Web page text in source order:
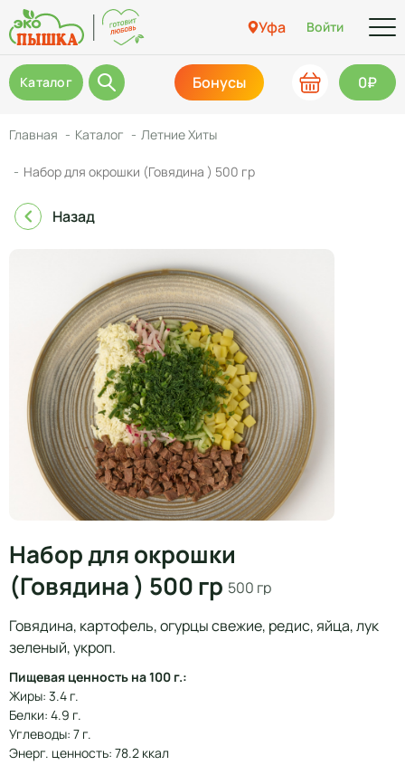
Уфа Войти
Каталог Бонусы 0₽
Главная Каталог Летние Хиты
Набор для окрошки (Говядина ) 500 гр
Назад
Набор для окрошки
(Говядина ) 500 гр 500 гр
Говядина, картофель, огурцы свежие, редис, яйца, лук
зеленый, укроп.
Пищевая ценность на 100 г.:
Жиры: 3.4 г.
Белки: 4.9 г.
Углеводы: 7 г.
Энерг. ценность: 78.2 ккал